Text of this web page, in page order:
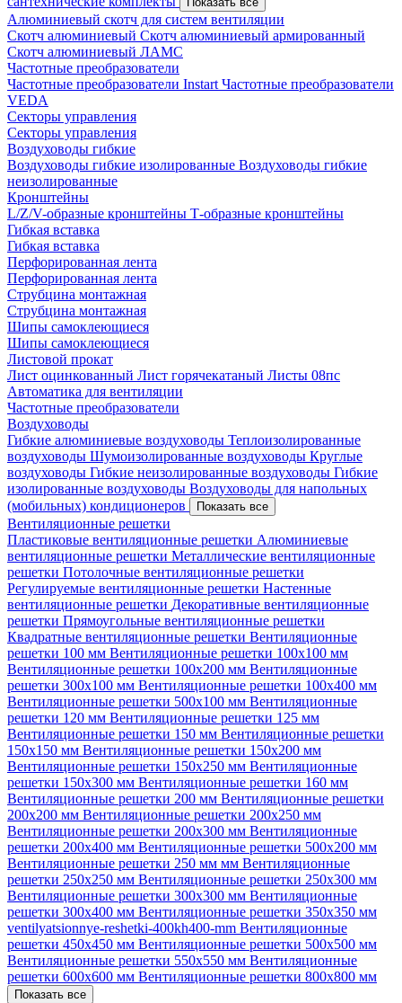
Алюминиевый скотч для систем вентиляции
Скотч алюминиевый Скотч алюминиевый армированный
Скотч алюминиевый ЛАМС
Частотные преобразователи
Частотные преобразователи Instart Частотные преобразователи
VEDA
Секторы управления
Секторы управления
Воздуховоды гибкие
Воздуховоды гибкие изолированные Воздуховоды гибкие
неизолированные
Кронштейны
L/Z/V-образные кронштейны Т-образные кронштейны
Гибкая вставка
Гибкая вставка
Перфорированная лента
Перфорированная лента
Струбцина монтажная
Струбцина монтажная
Шипы самоклеющиеся
Шипы самоклеющиеся
Листовой прокат
Лист оцинкованный Лист горячекатаный Листы 08пс
Автоматика для вентиляции
Частотные преобразователи
Воздуховоды
Гибкие алюминиевые воздуховоды Теплоизолированные
воздуховоды Шумоизолированные воздуховоды Круглые
воздуховоды Гибкие неизолированные воздуховоды Гибкие
изолированные воздуховоды Воздуховоды для напольных
(мобильных) кондиционеров
Показать все
Вентиляционные решетки
Пластиковые вентиляционные решетки Алюминиевые
вентиляционные решетки Металлические вентиляционные
решетки Потолочные вентиляционные решетки
Регулируемые вентиляционные решетки Настенные
вентиляционные решетки Декоративные вентиляционные
решетки Прямоугольные вентиляционные решетки
Квадратные вентиляционные решетки Вентиляционные
решетки 100 мм Вентиляционные решетки 100х100 мм
Вентиляционные решетки 100х200 мм Вентиляционные
решетки 300х100 мм Вентиляционные решетки 100х400 мм
Вентиляционные решетки 500х100 мм Вентиляционные
решетки 120 мм Вентиляционные решетки 125 мм
Вентиляционные решетки 150 мм Вентиляционные решетки
150х150 мм Вентиляционные решетки 150х200 мм
Вентиляционные решетки 150х250 мм Вентиляционные
решетки 150х300 мм Вентиляционные решетки 160 мм
Вентиляционные решетки 200 мм Вентиляционные решетки
200х200 мм Вентиляционные решетки 200х250 мм
Вентиляционные решетки 200х300 мм Вентиляционные
решетки 200х400 мм Вентиляционные решетки 500х200 мм
Вентиляционные решетки 250 мм мм Вентиляционные
решетки 250х250 мм Вентиляционные решетки 250х300 мм
Вентиляционные решетки 300х300 мм Вентиляционные
решетки 300х400 мм Вентиляционные решетки 350х350 мм
ventilyatsionnye-reshetki-400kh400-mm Вентиляционные
решетки 450х450 мм Вентиляционные решетки 500х500 мм
Вентиляционные решетки 550х550 мм Вентиляционные
решетки 600х600 мм Вентиляционные решетки 800х800 мм
Показать все